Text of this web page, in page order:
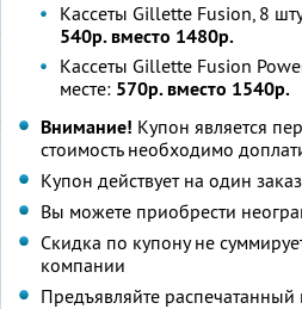
Кассеты Gillette Fusion, 8
540р. вместо 1480р.
Кассеты Gillette Fusion
месте: 570р. вместо 1540р.
Внимание! Купон является
стоимость необходимо
Купон действует на один заказ
Вы можете приобрести
Скидка по купону не
компании
Предъявляйте